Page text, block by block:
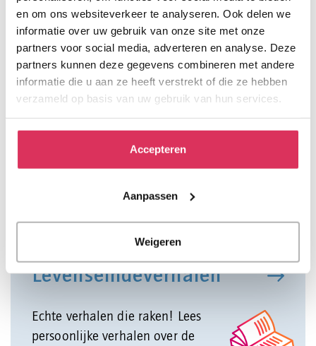
en om ons websiteverkeer te analyseren. Ook delen we
informatie over uw gebruik van onze site met onze
partners voor social media, adverteren en analyse. Deze
partners kunnen deze gegevens combineren met andere
informatie die u aan ze heeft verstrekt of die ze hebben
verzameld op basis van uw gebruik van hun services.
Accepteren
Aanpassen
Weigeren
aan Hospice Het Vliethuys uit Voorburg. Deze VPTZ-
organisatie ontving de prijs voor hun innovatieve
traject Een nachtwacht met vrijwilligers. Met dit
initiatief wist het hospice de meeste stemmen
binnen te halen tijdens de algemene
ledenvergadering van VPTZ Nederland.
Levenseindeverhalen
Echte verhalen die raken! Lees
persoonlijke verhalen over de